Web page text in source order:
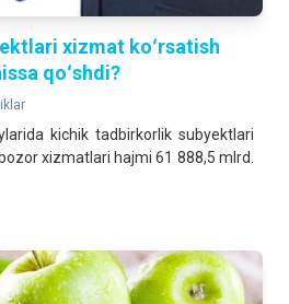
xizmat koʻrsatish
qoʻshdi?
kichik tadbirkorlik subyektlari
xizmatlari hajmi 61 888,5 mlrd.